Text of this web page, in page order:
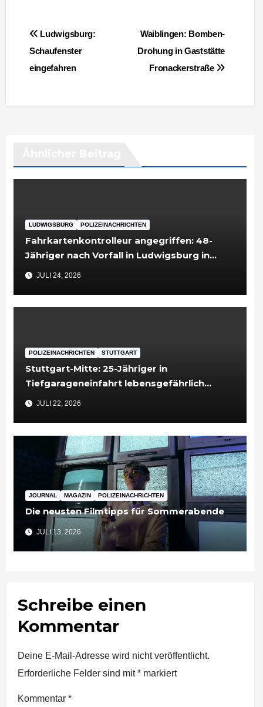
BeitragsnavigationWaiblingen: Bomben-
Drohung in Gaststätte
Fronackerstraße
Ludwigsburg:
Schaufenster
eingefahren
LUDWIGSBURG POLIZEINACHRICHTEN
Fahrkartenkontrolleur angegriffen: 48-
Jähriger nach Vorfall in Ludwigsburg in
Untersuchungshaft
JULI 24, 2026
POLIZEINACHRICHTEN STUTTGART
Stuttgart-Mitte: 25-Jähriger in
Tiefgarageneinfahrt lebensgefährlich
verletzt
JULI 22, 2026
JOURNAL MAGAZIN POLIZEINACHRICHTEN
Die neusten Filmtipps für Sommerabende
JULI 13, 2026
Schreibe einen
Kommentar
Deine E-Mail-Adresse wird nicht veröffentlicht.
Erforderliche Felder sind mit* markiert
Kommentar *